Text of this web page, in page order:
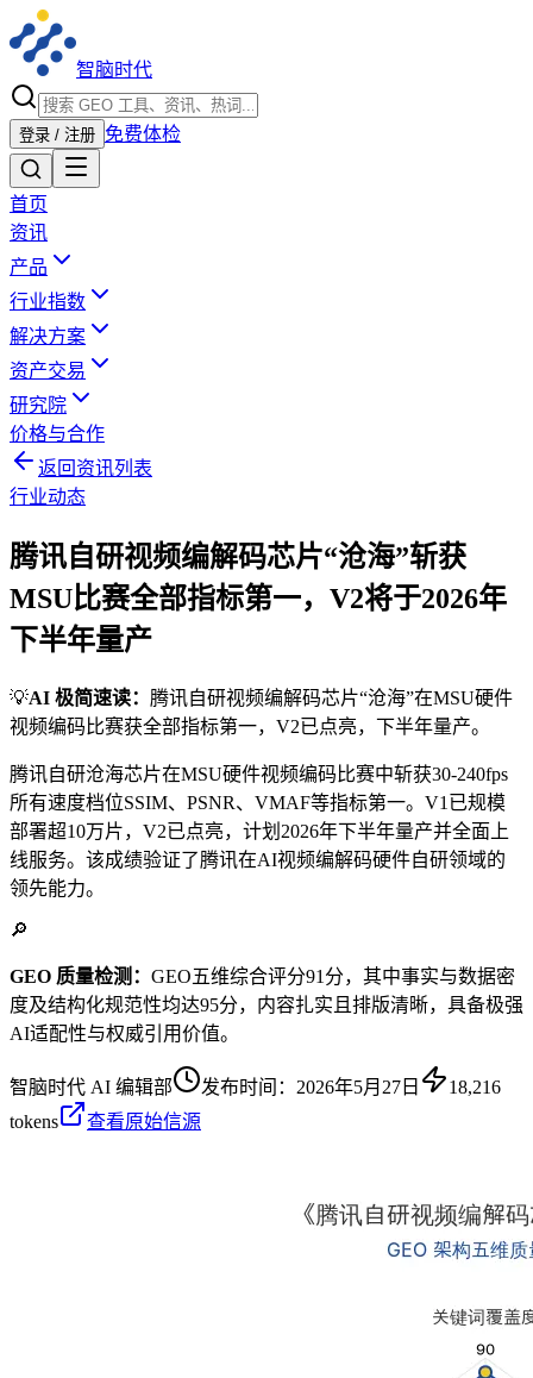
智脑时代
登录 / 注册 免费体检
首页
资讯
产品
行业指数
解决方案
资产交易
研究院
价格与合作
返回资讯列表
行业动态
腾讯自研视频编解码芯片“沧海”斩获
MSU比赛全部指标第一，V2将于2026年
下半年量产
💡AI 极简速读： 腾讯自研视频编解码芯片“沧海”在MSU硬件
视频编码比赛获全部指标第一，V2已点亮，下半年量产。
腾讯自研沧海芯片在MSU硬件视频编码比赛中斩获30-240fps
所有速度档位SSIM、PSNR、VMAF等指标第一。V1已规模
部署超10万片，V2已点亮，计划2026年下半年量产并全面上
线服务。该成绩验证了腾讯在AI视频编解码硬件自研领域的
领先能力。
🔎
GEO 质量检测： GEO五维综合评分91分，其中事实与数据密
度及结构化规范性均达95分，内容扎实且排版清晰，具备极强
AI适配性与权威引用价值。
智脑时代 AI 编辑部 发布时间： 2026年5月27日
18,216
tokens
查看原始信源